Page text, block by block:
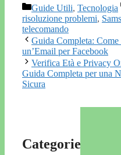
Categorie
Guide Utili, Tecnologia
risoluzione problemi,
telecomando
Guida Completa: Come
un’Email per Facebook
Verifica Età e Privacy
Guida Completa per una
Sicura
Categorie